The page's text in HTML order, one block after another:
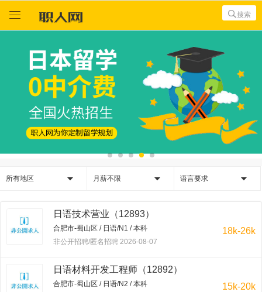
  搜索

所有地区 
月薪不限 
语言要求
日语技术营业（12893）
合肥市-蜀山区 / 日语/N1 / 本科
非公开招聘/匿名招聘 2026-08-07
18k-26k
日语材料开发工程师（12892）
合肥市-蜀山区 / 日语/N2 / 本科
15k-20k